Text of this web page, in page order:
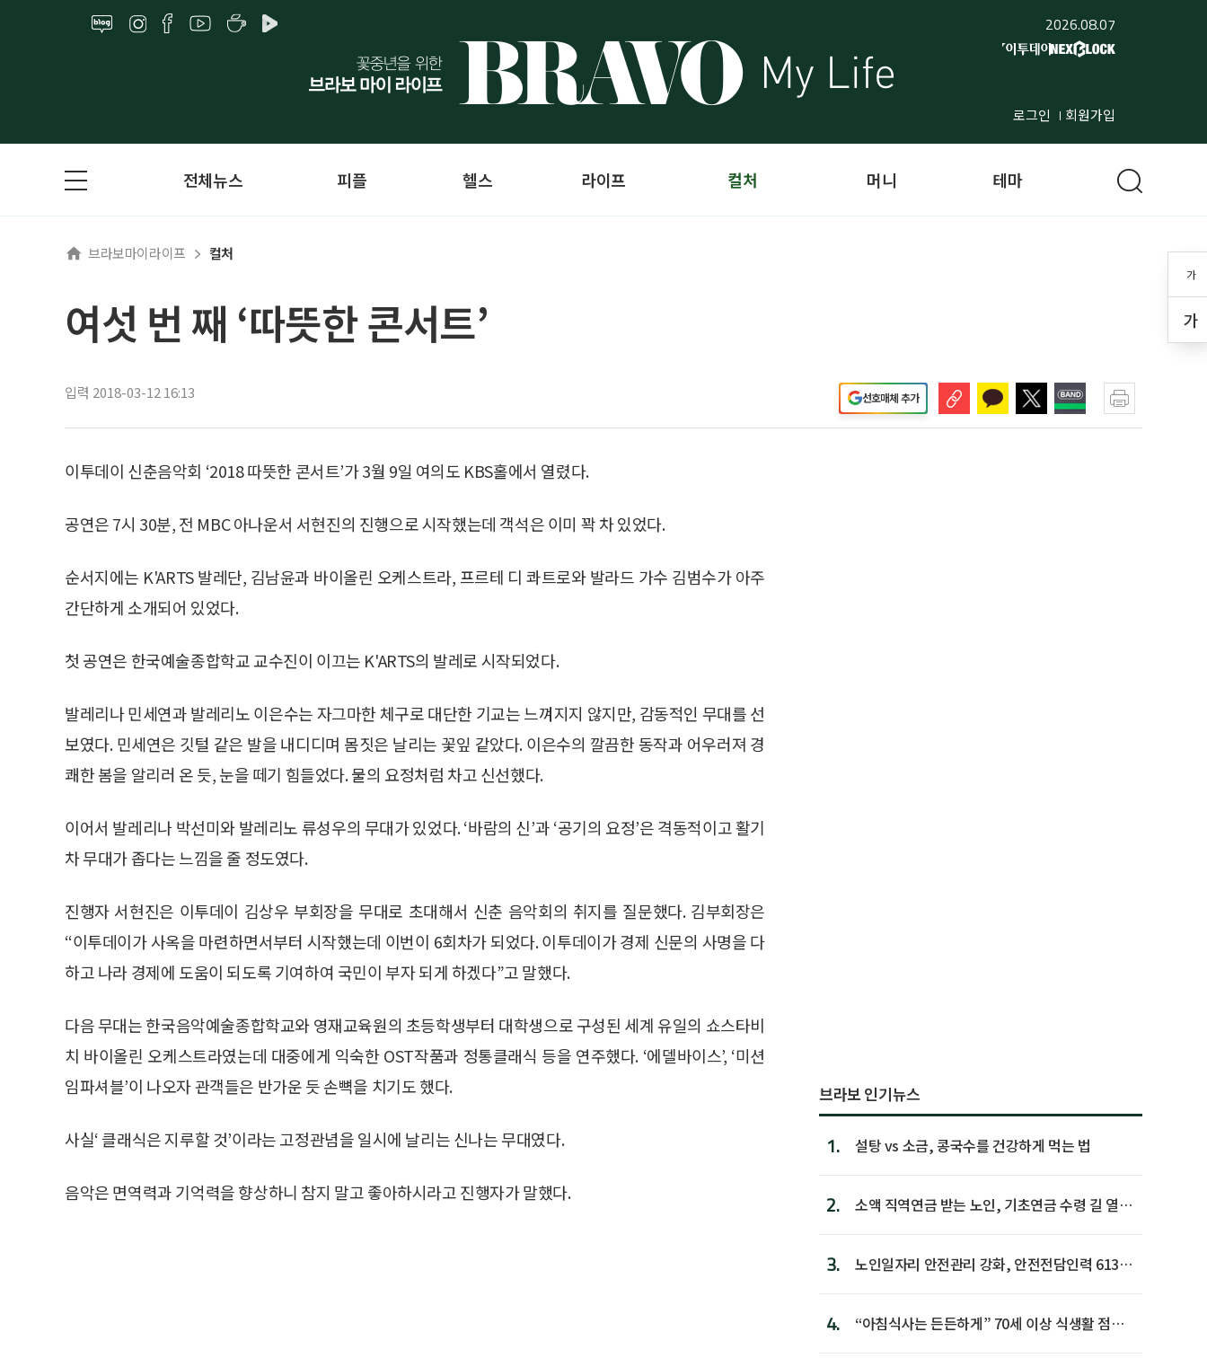
2026.08.07
로그인 회원가입
가
가
전체뉴스 피플 헬스 라이프 컬처 머니 테마
브라보마이라이프 컬처
여섯 번 째 ‘따뜻한 콘서트’
입력 2018-03-12 16:13 선호매체 추가
이투데이 신춘음악회 ‘2018 따뜻한 콘서트’가 3월 9일 여의도 KBS홀에서 열렸다.
공연은 7시 30분, 전 MBC 아나운서 서현진의 진행으로 시작했는데 객석은 이미 꽉 차 있었다.
순서지에는 K'ARTS 발레단, 김남윤과 바이올린 오케스트라, 프르테 디 콰트로와 발라드 가수 김범수가 아주
간단하게 소개되어 있었다.
첫 공연은 한국예술종합학교 교수진이 이끄는 K'ARTS의 발레로 시작되었다.
발레리나 민세연과 발레리노 이은수는 자그마한 체구로 대단한 기교는 느껴지지 않지만, 감동적인 무대를 선
보였다. 민세연은 깃털 같은 발을 내디디며 몸짓은 날리는 꽃잎 같았다. 이은수의 깔끔한 동작과 어우러져 경
쾌한 봄을 알리러 온 듯, 눈을 떼기 힘들었다. 물의 요정처럼 차고 신선했다.
이어서 발레리나 박선미와 발레리노 류성우의 무대가 있었다. ‘바람의 신’과 ‘공기의 요정’은 격동적이고 활기
차 무대가 좁다는 느낌을 줄 정도였다.
진행자 서현진은 이투데이 김상우 부회장을 무대로 초대해서 신춘 음악회의 취지를 질문했다. 김부회장은
“이투데이가 사옥을 마련하면서부터 시작했는데 이번이 6회차가 되었다. 이투데이가 경제 신문의 사명을 다
하고 나라 경제에 도움이 되도록 기여하여 국민이 부자 되게 하겠다”고 말했다.
다음 무대는 한국음악예술종합학교와 영재교육원의 초등학생부터 대학생으로 구성된 세계 유일의 쇼스타비
치 바이올린 오케스트라였는데 대중에게 익숙한 OST작품과 정통클래식 등을 연주했다. ‘에델바이스’, ‘미션
임파셔블’이 나오자 관객들은 반가운 듯 손뼉을 치기도 했다.
사실‘ 클래식은 지루할 것’이라는 고정관념을 일시에 날리는 신나는 무대였다.
음악은 면역력과 기억력을 향상하니 참지 말고 좋아하시라고 진행자가 말했다.
브라보 인기뉴스
1. 설탕 vs 소금, 콩국수를 건강하게 먹는 법
2.
소액 직역연금 받는 노인, 기초연금 수령 길 열린
3.
노인일자리 안전관리 강화, 안전전담인력 613명
4.
“아침식사는 든든하게” 70세 이상 식생활 점수